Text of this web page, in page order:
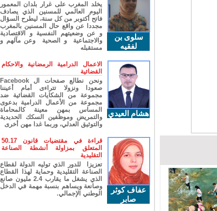
سلوى بن
لفقيه
يخلد المغرب على غرار بلدان المعمور
اليوم العالمي للمسنين الذي يصادف
فاتح أكتوبر من كل سنة، ليطرح السؤال
مجددا عن واقع حال المسنين بالمغرب
و عن وضعيتهم النفسية و الاقتصادية
والاجتماعية و الصحية وعن مآلهم و
مستقبله
هشام العيدي
الاعمال الدرامية الرمضانية والاحكام
القضائية
ونحن نطالع صفحات ال Facebook
صعودا ونزولا تتراءى أمام أعيننا
مجموعة من الشكايات القضائية ضد
مجموعة من الأعمال الدرامية بدعوى
المساس بمهن معينة كالمحاماة
والتمريض وموظفين السكك الحديدية
والتوثيق العدلي، وربما غدا مهن أخرى
عفاف كوثر
صابر
قراءة في مقتضيات قانون 50.17
المتعلق بمزاولة أنشطة الصناعة
التقليدية
تعزيزا للدور الذي توليه الدولة لقطاع
الصناعة التقليدية وحماية لهذا القطاع
الذي يشغل ما يقارب 2.4 مليون صانع
وصانعة ويساهم بنسبة مهمة في الدخل
الوطني الإجمالي.